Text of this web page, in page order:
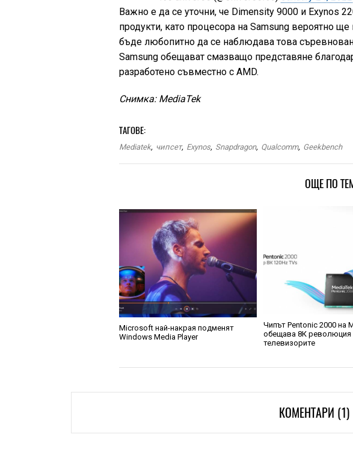
Важно е да се уточни, че Dimensity 9000 и Exynos
продукти, като процесора на Samsung вероятно
бъде любопитно да се наблюдава това
Samsung обещават смазващо представяне
разработено съвместно с AMD.
Снимка: MediaTek
ТАГОВЕ:
Mediatek, чипсет, Exynos, Snapdragon, Qualcomm, Geekbench
ОЩЕ ПО
Microsoft най-накрая подменят
Windows Media Player
Чипът Pentonic 2000 на
обещава 8К революция
телевизорите
КОМЕНТАРИ (1)